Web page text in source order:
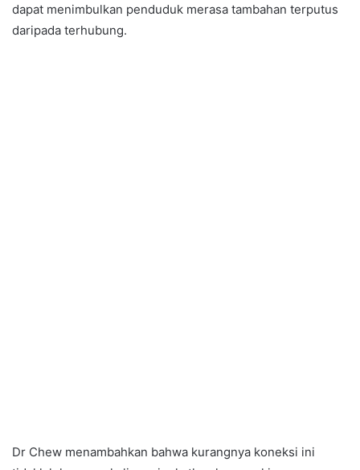
dapat menimbulkan penduduk merasa tambahan terputus
daripada terhubung.
Dr Chew menambahkan bahwa kurangnya koneksi ini